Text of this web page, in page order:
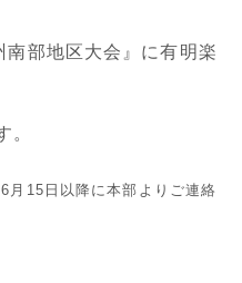
部地区大会』に有明楽
。
日以降に本部よりご連絡